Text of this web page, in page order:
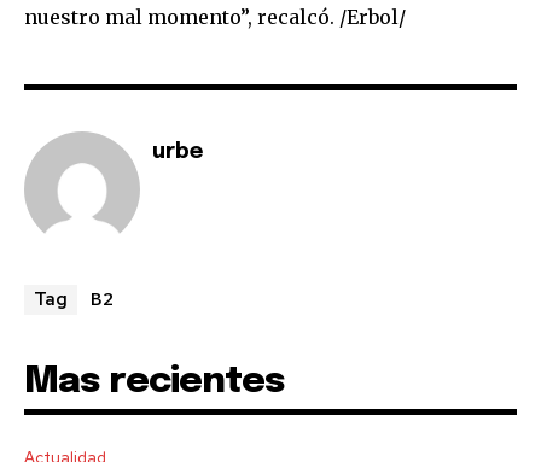
Join our community of
conversation.
or click the subscribe button below. Don't worry, we respect
your privacy and won't spam your inbox. Your information is
safe with us.
nuestro mal momento”, recalcó. /Erbol/
urbe
Tag B2
Mas recientes